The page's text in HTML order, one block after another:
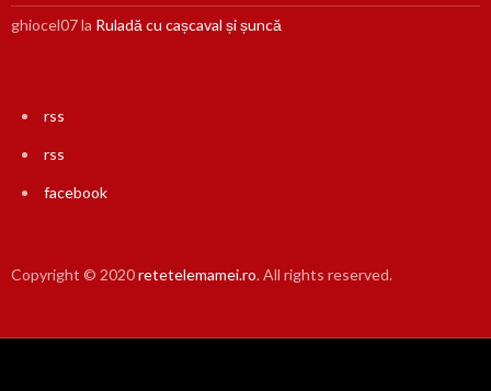
ghiocel07la Ruladă cu cașcaval și șuncă
rss
rss
facebook
Copyright © 2020retetelemamei.ro. All rights reserved.